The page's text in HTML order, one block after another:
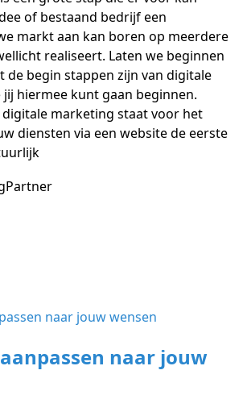
of bestaand bedrijf een
markt aan kan boren op meerdere
realiseert. Laten we beginnen
de begin stappen zijn van digitale
hiermee kunt gaan beginnen.
marketing staat voor het
diensten via een website de eerste
naar jouw